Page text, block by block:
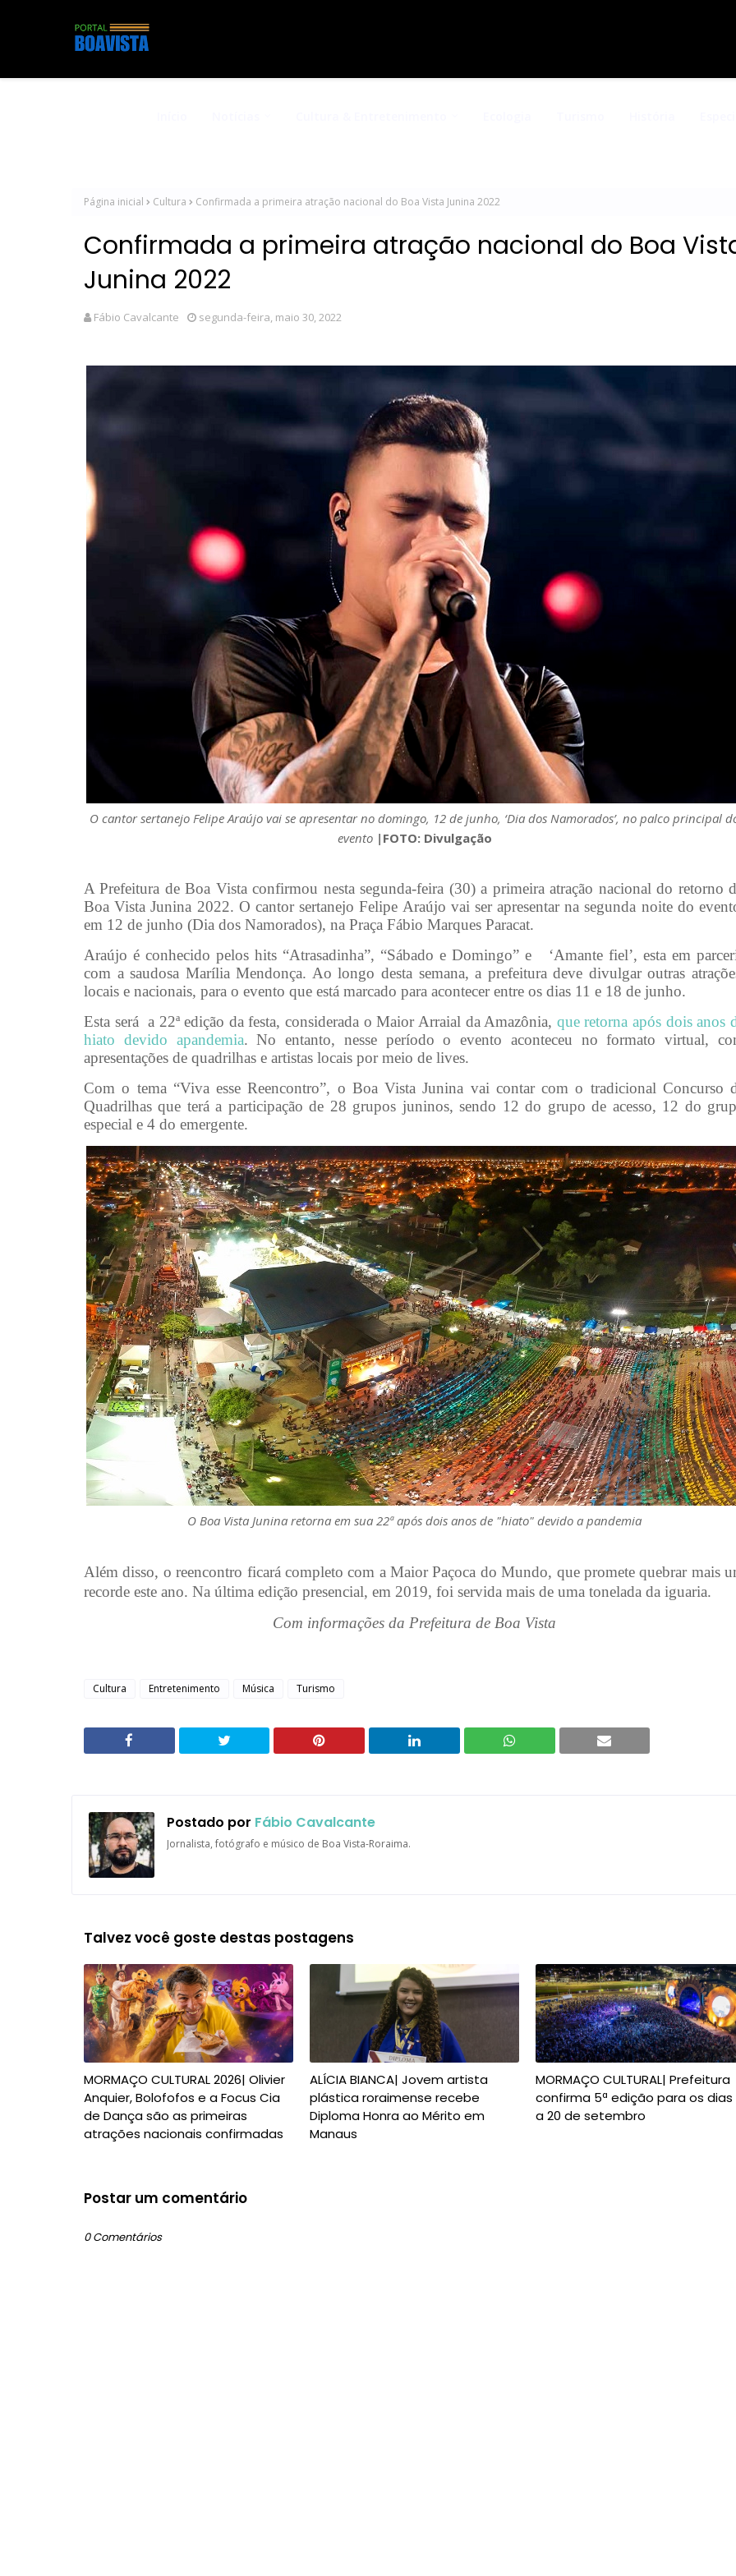
Página inicial Cultura Confirmada a primeira atração nacional do Boa Vista Junina 2022
Confirmada a primeira atração nacional do Boa
Junina 2022
Fábio Cavalcante segunda-feira, maio 30, 2022
O cantor sertanejo Felipe Araújo vai se apresentar no domingo, 12 de junho, ‘Dia dos Namorados’, no palco principal
evento | FOTO: Divulgação
A Prefeitura de Boa Vista confirmou nesta segunda-feira (30) a primeira atração nacional do retorno
Boa Vista Junina 2022. O cantor sertanejo Felipe Araújo vai ser apresentar na segunda noite do
em 12 de junho (Dia dos Namorados), na Praça Fábio Marques Paracat.
Araújo é conhecido pelos hits “Atrasadinha”, “Sábado e Domingo” e ‘Amante fiel’, esta em
com a saudosa Marília Mendonça. Ao longo desta semana, a prefeitura deve divulgar outras
locais e nacionais, para o evento que está marcado para acontecer entre os dias 11 e 18 de junho.
Esta será a 22ª edição da festa, considerada o Maior Arraial da Amazônia, que retorna após dois anos
hiato devido apandemia. No entanto, nesse período o evento aconteceu no formato virtual,
apresentações de quadrilhas e artistas locais por meio de lives.
Com o tema “Viva esse Reencontro”, o Boa Vista Junina vai contar com o tradicional Concurso
Quadrilhas que terá a participação de 28 grupos juninos, sendo 12 do grupo de acesso, 12 do
especial e 4 do emergente.
O Boa Vista Junina retorna em sua 22ª após dois anos de "hiato" devido a pandemia
Além disso, o reencontro ficará completo com a Maior Paçoca do Mundo, que promete quebrar mais
recorde este ano. Na última edição presencial, em 2019, foi servida mais de uma tonelada da iguaria.
Com informações da Prefeitura de Boa Vista
Cultura Entretenimento Música Turismo
Postado por Fábio Cavalcante
Jornalista, fotógrafo e músico de Boa Vista-Roraima.
Talvez você goste destas postagens
MORMAÇO CULTURAL 2026| Olivier
Anquier, Bolofofos e a Focus Cia
de Dança são as primeiras
atrações nacionais confirmadas
ALÍCIA BIANCA| Jovem artista
plástica roraimense recebe
Diploma Honra ao Mérito em
Manaus
MORMAÇO CULTURAL| Prefeitura
confirma 5ª edição para os dias
a 20 de setembro
Postar um comentário
0 Comentários